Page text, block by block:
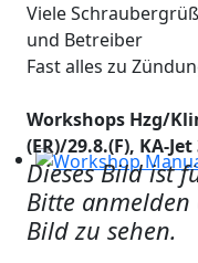
Workshop Manual
Viele
und Betreiber
Fast alles zu
Workshops Hzg/
(ER)/29.8.(F), KA-
Dieses Bild ist
Bitte
Bild zu sehen.